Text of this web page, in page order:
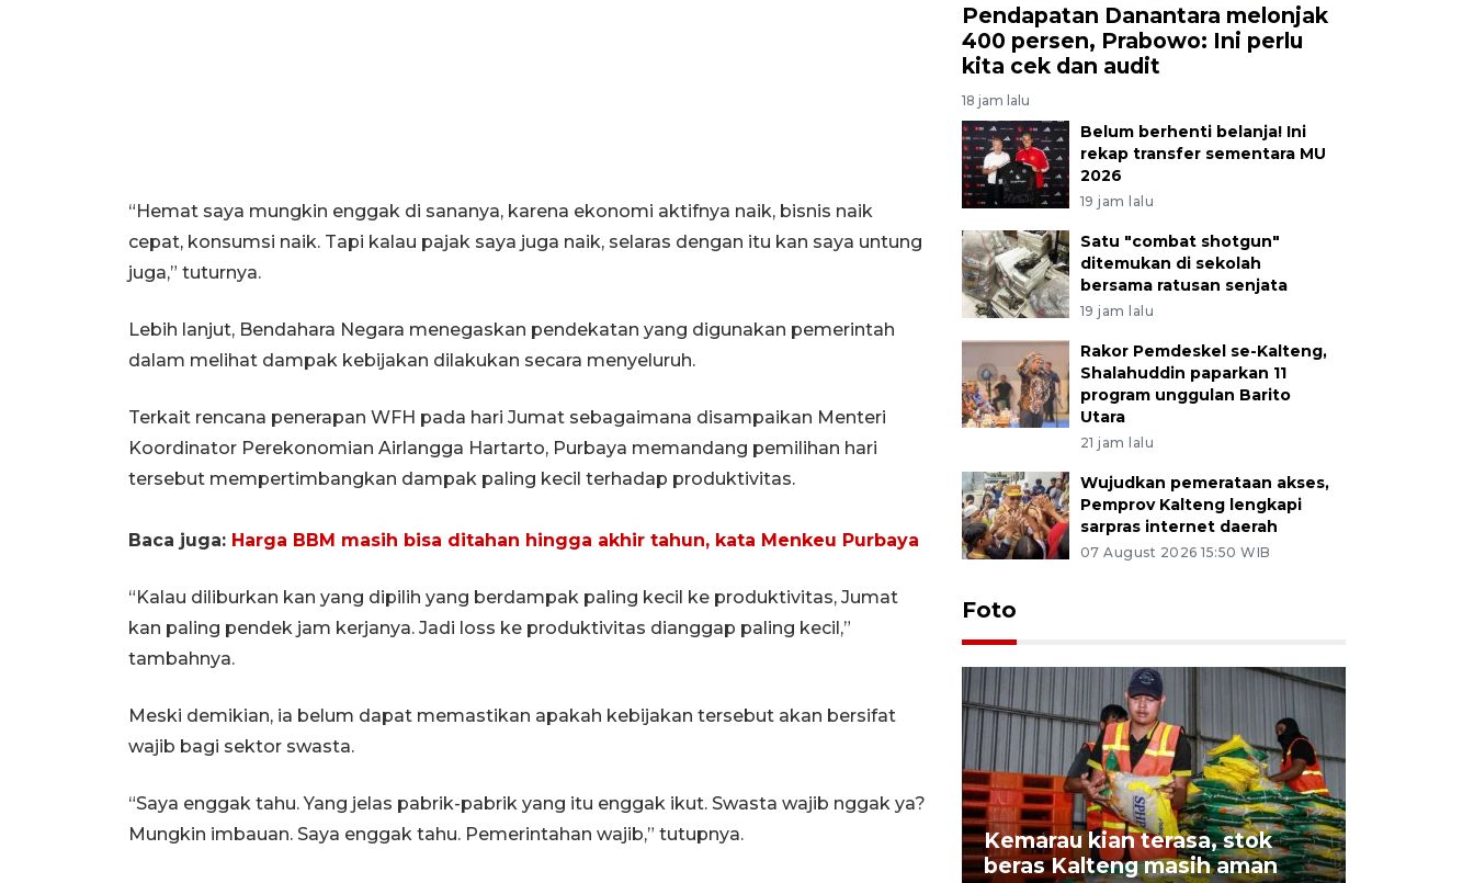
“Hemat saya mungkin enggak di sananya, karena ekonomi aktifnya naik, bisnis naik
cepat, konsumsi naik. Tapi kalau pajak saya juga naik, selaras dengan itu kan saya untung
juga,” tuturnya.
Lebih lanjut, Bendahara Negara menegaskan pendekatan yang digunakan pemerintah
dalam melihat dampak kebijakan dilakukan secara menyeluruh.
Terkait rencana penerapan WFH pada hari Jumat sebagaimana disampaikan Menteri
Koordinator Perekonomian Airlangga Hartarto, Purbaya memandang pemilihan hari
tersebut mempertimbangkan dampak paling kecil terhadap produktivitas.
Baca juga: Harga BBM masih bisa ditahan hingga akhir tahun, kata Menkeu Purbaya
“Kalau diliburkan kan yang dipilih yang berdampak paling kecil ke produktivitas, Jumat
kan paling pendek jam kerjanya. Jadi loss ke produktivitas dianggap paling kecil,”
tambahnya.
Meski demikian, ia belum dapat memastikan apakah kebijakan tersebut akan bersifat
wajib bagi sektor swasta.
“Saya enggak tahu. Yang jelas pabrik-pabrik yang itu enggak ikut. Swasta wajib nggak ya?
Mungkin imbauan. Saya enggak tahu. Pemerintahan wajib,” tutupnya.
Pendapatan Danantara melonjak
400 persen, Prabowo: Ini perlu
kita cek dan audit
18 jam lalu
Belum berhenti belanja! Ini
rekap transfer sementara MU
2026
19 jam lalu
Satu "combat shotgun"
ditemukan di sekolah
bersama ratusan senjata
19 jam lalu
Rakor Pemdeskel se-Kalteng,
Shalahuddin paparkan 11
program unggulan Barito
Utara
21 jam lalu
Wujudkan pemerataan akses,
Pemprov Kalteng lengkapi
sarpras internet daerah
07 August 2026 15:50 WIB
Foto
Prediksi puncak musim
kemarau di Kalimantan
Kemarau kian terasa, stok
beras Kalteng masih aman